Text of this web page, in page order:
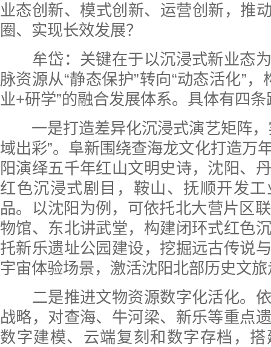
业态创新、模式创新、运营创新，推
圈、实现长效发展？
牟岱：关键在于以沉浸式新业态为
脉资源从“静态保护”转向“动态活化”
业+研学”的融合发展体系。具体有四条
一是打造差异化沉浸式演艺矩阵，
域出彩”。阜新围绕查海龙文化打造万
阳演绎五千年红山文明史诗，沈阳、
红色沉浸式剧目，鞍山、抚顺开发
品。以沈阳为例，可依托北大营片区
物馆、东北讲武堂，构建闭环式红色
托新乐遗址公园建设，挖掘远古传说
宇宙体验场景，激活沈阳北部历史文
二是推进文物资源数字化活化。依
战略，对查海、牛河梁、新乐等重点
数字建模、云端复刻和数字存档，